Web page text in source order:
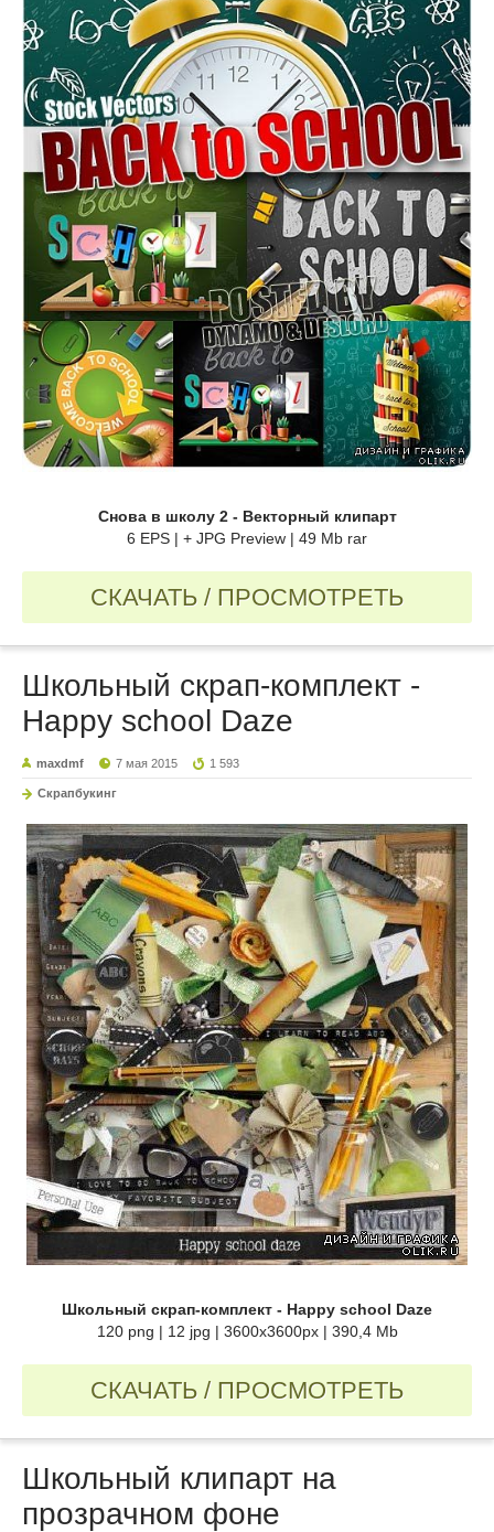
Снова в школу 2 - Векторный клипарт
6 EPS | + JPG Preview | 49 Mb rar
СКАЧАТЬ / ПРОСМОТРЕТЬ
Школьный скрап-комплект -
Happy school Daze
maxdmf 7 мая 2015 1 593
Скрапбукинг
Школьный скрап-комплект - Happy school Daze
120 png | 12 jpg | 3600x3600px | 390,4 Mb
СКАЧАТЬ / ПРОСМОТРЕТЬ
Школьный клипарт на
прозрачном фоне